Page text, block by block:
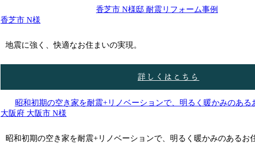
香芝市 N様
地震に強く、快適なお住まいの実現。
詳しくはこちら
大阪府 大阪市 N様
昭和初期の空き家を耐震+リノベーションで、明るく暖かみのあるお